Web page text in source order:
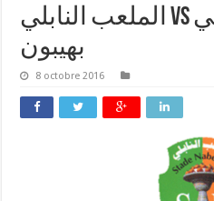
الملعب النابلي vs النادي الرياضي
بهيبون
8 octobre 2016